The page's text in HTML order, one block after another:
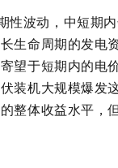
性波动，中短期
生命周期的发电
望于短期内的电
装机大规模爆发
整体收益水平，